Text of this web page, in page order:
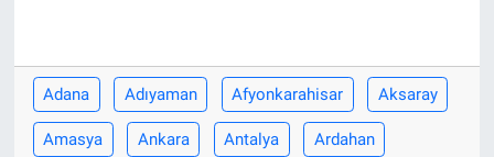
Adana Adıyaman Afyonkarahisar Aksaray
Amasya Ankara Antalya Ardahan